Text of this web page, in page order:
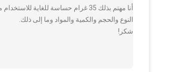
أنا مهتم بذلك 35 غرام حساسة
النوع والحجم والكمية والمواد وما إلى ذلك.
شكر!